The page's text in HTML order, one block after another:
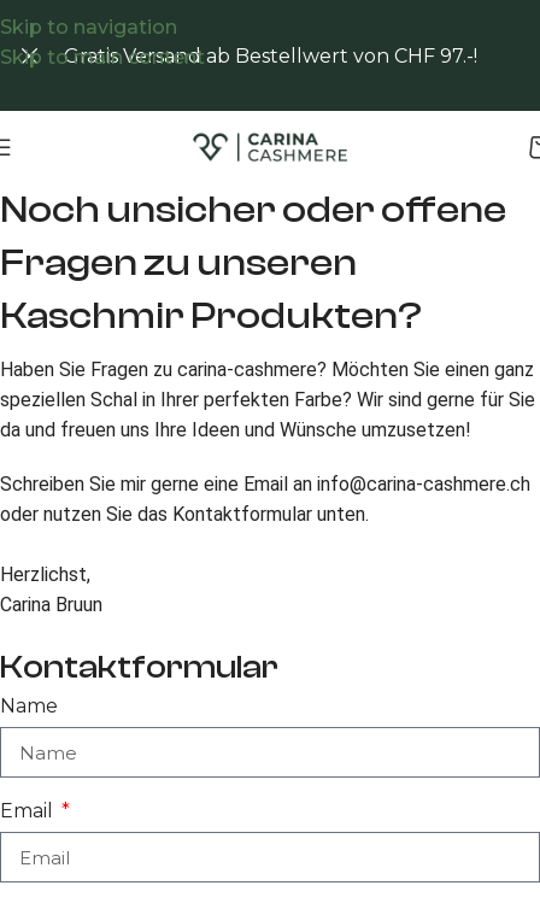
Skip to navigation
Skip to main content
Gratis Versand ab Bestellwert von CHF 97.-!
Noch unsicher oder offene
Fragen zu unseren
Kaschmir Produkten?
Haben Sie Fragen zu carina-cashmere? Möchten Sie einen ganz
speziellen Schal in Ihrer perfekten Farbe? Wir sind gerne für Sie
da und freuen uns Ihre Ideen und Wünsche umzusetzen!
Schreiben Sie mir gerne eine Email an info@carina-cashmere.ch
oder nutzen Sie das Kontaktformular unten.
Herzlichst,
Carina Bruun
Kontaktformular
Name
Email